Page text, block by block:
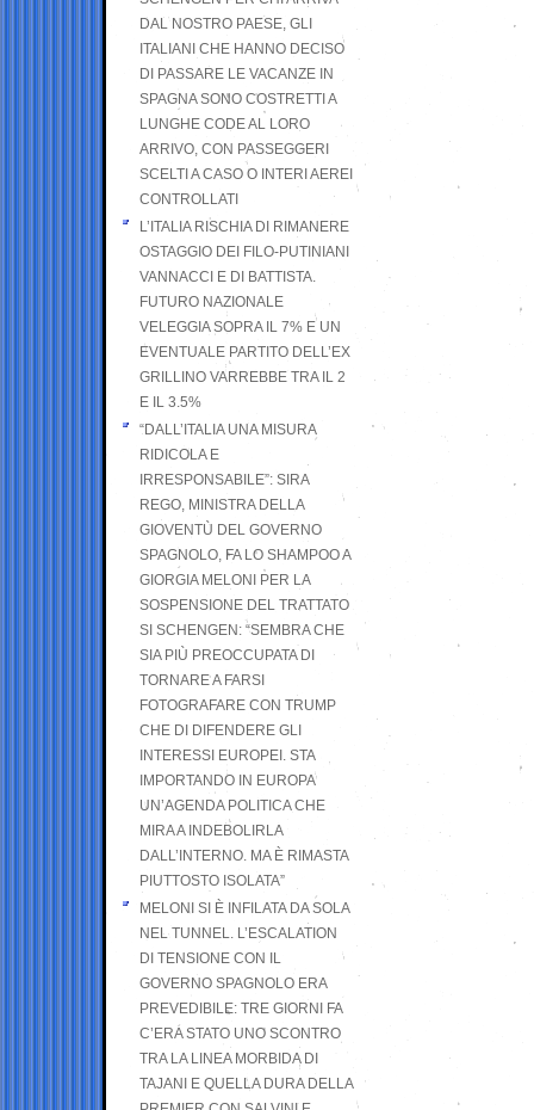
DAL NOSTRO PAESE, GLI
ITALIANI CHE HANNO DECISO
DI PASSARE LE VACANZE IN
SPAGNA SONO COSTRETTI A
LUNGHE CODE AL LORO
ARRIVO, CON PASSEGGERI
SCELTI A CASO O INTERI AEREI
CONTROLLATI
L’ITALIA RISCHIA DI RIMANERE
OSTAGGIO DEI FILO-PUTINIANI
VANNACCI E DI BATTISTA.
FUTURO NAZIONALE
VELEGGIA SOPRA IL 7% E UN
EVENTUALE PARTITO DELL’EX
GRILLINO VARREBBE TRA IL 2
E IL 3.5%
“DALL’ITALIA UNA MISURA
RIDICOLA E
IRRESPONSABILE”: SIRA
REGO, MINISTRA DELLA
GIOVENTÙ DEL GOVERNO
SPAGNOLO, FA LO SHAMPOO A
GIORGIA MELONI PER LA
SOSPENSIONE DEL TRATTATO
SI SCHENGEN: “SEMBRA CHE
SIA PIÙ PREOCCUPATA DI
TORNARE A FARSI
FOTOGRAFARE CON TRUMP
CHE DI DIFENDERE GLI
INTERESSI EUROPEI. STA
IMPORTANDO IN EUROPA
UN’AGENDA POLITICA CHE
MIRA A INDEBOLIRLA
DALL’INTERNO. MA È RIMASTA
PIUTTOSTO ISOLATA”
MELONI SI È INFILATA DA SOLA
NEL TUNNEL. L’ESCALATION
DI TENSIONE CON IL
GOVERNO SPAGNOLO ERA
PREVEDIBILE: TRE GIORNI FA
C’ERA STATO UNO SCONTRO
TRA LA LINEA MORBIDA DI
TAJANI E QUELLA DURA DELLA